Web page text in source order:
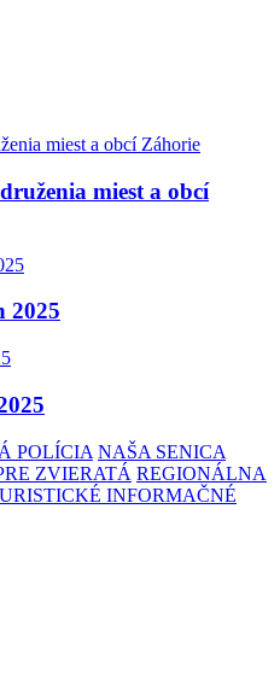
miest a obcí
2025
POLÍCIA NAŠA SENICA
ZVIERATÁ REGIONÁLNA
INFORMAČNÉ